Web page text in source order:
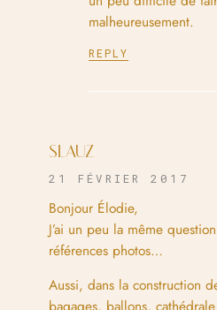
malheureusement.
REPLY
SLAUZ
21 FÉVRIER 2017
Bonjour Élodie,
J’ai un peu la même
références photos…
Aussi, dans la construction